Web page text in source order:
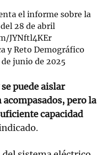
el informe sobre la
28 de abril
JYNftl4KEr
y Reto Demográfico
de junio de 2025
puede aislar
pero la
capacidad